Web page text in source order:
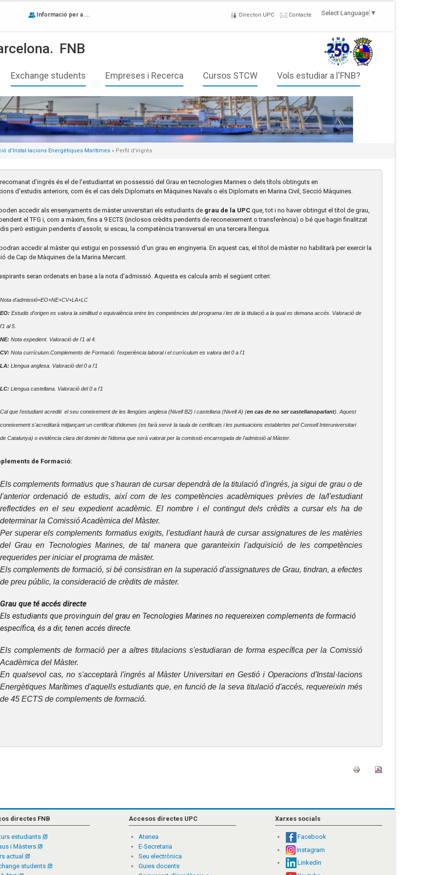
Select Language ▼
Directori UPC Contacte
Informació per a ...
FNB
Exchange students Empreses i Recerca Cursos STCW Vols estudiar a l'FNB?
d’Instal·lacions Energètiques Marítimes » Perfil d'ingrés
d’ingrés és el de l'estudiantat en possessió del Grau en tecnologies Marines o dels títols obtinguts en
d'estudis anteriors, com és el cas dels Diplomats en Màquines Navals o els Diplomats en Marina Civil, Secció Màquines.
accedir als ensenyaments de màster universitari els estudiants de grau de la UPC que, tot i no haver obtingut el títol de grau,
el TFG i, com a màxim, fins a 9 ECTS (inclosos crèdits pendents de reconeixement o transferència) o bé que hagin finalitzat
però estiguin pendents d’assolir, si escau, la competència transversal en una tercera llengua.
accedir al màster qui estigui en possessió d'un grau en enginyeria. En aquest cas, el títol de màster no habilitarà per exercir la
de Cap de Màquines de la Marina Mercant.
seran ordenats en base a la nota d’admissió. Aquesta es calcula amb el següent criteri:
Nota d'admissió=EO+NE+CV+LA+LC
EO: Estudis d'origen es valora la similitud o equivalència entre les competències del programa i les de la titulació a la qual es demana accés. Valoració de
l'1 al 5.
NE: Nota expedient. Valoració de l'1 al 4.
CV: Nota currículum.Complements de Formació: l'experiència laboral i el currículum es valora del 0 a l'1
LA: Llengua anglesa. Valoració del 0 a l'1
LC: Llengua castellana. Valoració del 0 a l’1
Cal que l'estudiant acrediti el seu coneixement de les llengües anglesa (Nivell B2) i castellana (Nivell A) (en cas de no ser castellanoparlant). Aquest
coneixement s'acreditarà mitjançant un certificat d’idiomes (es farà servir la taula de certificats i les puntuacions establertes pel Consell Interuniversitari
de Catalunya) o evidència clara del domini de l'idioma que serà valorat per la comissió encarregada de l'admissió al Màster.
de Formació:
Els complements formatius que s'hauran de cursar dependrà de la titulació d'ingrés, ja sigui de grau o de
l'anterior ordenació de estudis, així com de les competències acadèmiques prèvies de la/l'estudiant
reflectides en el seu expedient acadèmic. El nombre i el contingut dels crèdits a cursar els ha de
determinar la Comissió Acadèmica del Màster.
Per superar els complements formatius exigits, l'estudiant haurà de cursar assignatures de les matèries
del Grau en Tecnologies Marines, de tal manera que garanteixin l'adquisició de les competències
requerides per iniciar el programa de màster.
Els complements de formació, si bé consistiran en la superació d'assignatures de Grau, tindran, a efectes
de preu públic, la consideració de crèdits de màster.
Grau que té accés directe
Els estudiants que provinguin del grau en Tecnologies Marines no requereixen complements de formació
específica, és a dir, tenen accés directe.
Els complements de formació per a altres titulacions s'estudiaran de forma específica per la Comissió
Acadèmica del Màster.
En qualsevol cas, no s'acceptarà l'ingrés al Màster Universitari en Gestió i Operacions d'Instal·lacions
Energètiques Marítimes d'aquells estudiants que, en funció de la seva titulació d'accés, requereixin més
de 45 ECTS de complements de formació.
directes FNB
estudiants
i Màsters
actual
students
Accesos directes UPC
Atenea
E-Secretaria
Seu electrònica
Guies docents
Xarxes socials
Facebook
Instagram
Linkedin